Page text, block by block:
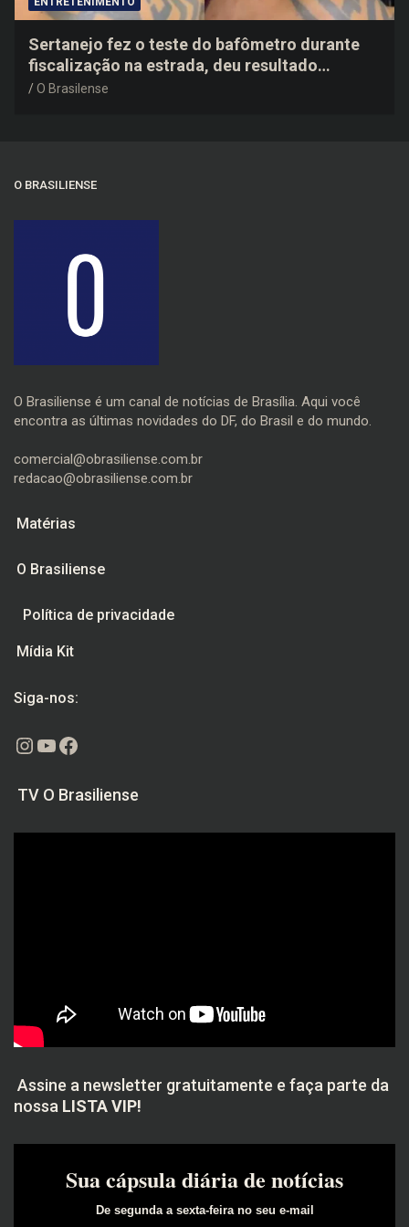
Sertanejo fez o teste do bafômetro durante
fiscalização na estrada, deu resultado
negativo e elogiou o trabalho dos agentes de
O Brasilense
O BRASILIENSE
O Brasiliense é um canal de notícias de Brasília. Aqui você
encontra as últimas novidades do DF, do Brasil e do mundo.
comercial@obrasiliense.com.br
redacao@obrasiliense.com.br
Matérias
O Brasiliense
Política de privacidade
Mídia Kit
Siga-nos:
Instagram
Youtube
Facebook
TV O Brasiliense
Assine a newsletter gratuitamente e faça parte da
nossa LISTA VIP!
Sua cápsula diária de notícias
De segunda a sexta-feira no seu e-mail